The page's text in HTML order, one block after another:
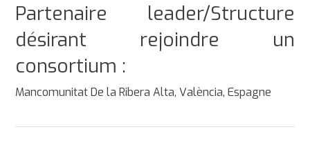
Partenaire leader/Structure
désirant rejoindre un
consortium :
Mancomunitat De la Ribera Alta, València, Espagne